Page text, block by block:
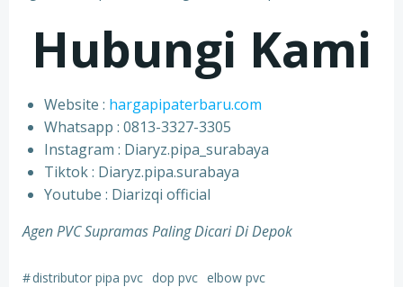
Hubungi Kami
Website : hargapipaterbaru.com
Whatsapp : 0813-3327-3305
⁠Instagram : Diaryz.pipa_surabaya
⁠Tiktok : Diaryz.pipa.surabaya
⁠Youtube : Diarizqi official
Agen PVC Supramas Paling Dicari Di Depok
#distributor pipa pvc dop pvc elbow pvc